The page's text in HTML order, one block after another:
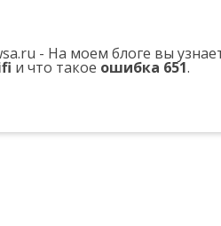
- На моем блоге вы
и что такое ошибка 651.